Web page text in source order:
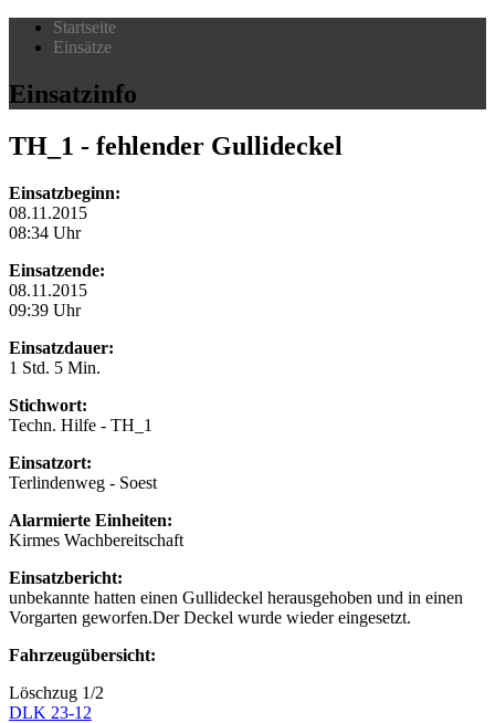
Startseite
Einsätze
Einsatzinfo
TH_1 - fehlender Gullideckel
Einsatzbeginn:
08.11.2015
08:34 Uhr
Einsatzende:
08.11.2015
09:39 Uhr
Einsatzdauer:
1 Std. 5 Min.
Stichwort:
Techn. Hilfe - TH_1
Einsatzort:
Terlindenweg - Soest
Alarmierte Einheiten:
Kirmes Wachbereitschaft
Einsatzbericht:
unbekannte hatten einen Gullideckel herausgehoben und in einen
Vorgarten geworfen.Der Deckel wurde wieder eingesetzt.
Fahrzeugübersicht:
Löschzug 1/2
DLK 23-12